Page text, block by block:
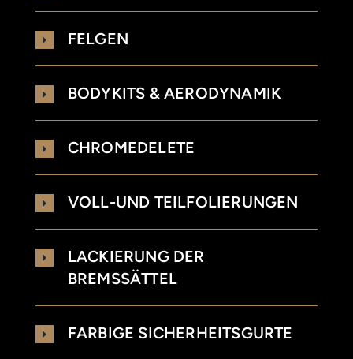
FELGEN
BODYKITS & AERODYNAMIK
CHROMEDELETE
VOLL-UND TEILFOLIERUNGEN
LACKIERUNG DER
BREMSSÄTTEL
FARBIGE SICHERHEITSGURTE